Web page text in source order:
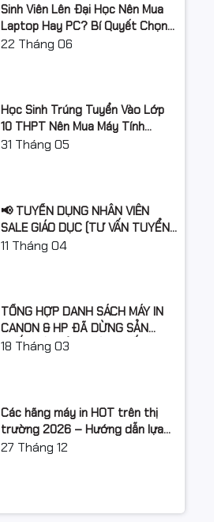
Sinh Viên Lên Đại Học Nên Mua
Laptop Hay PC? Bí Quyết Chọn
Máy Tính Đúng Nhu Cầu, Không
22 Tháng 06
Học Sinh Trúng Tuyển Vào Lớp
10 THPT Nên Mua Máy Tính
Laptop Gì Năm Học 2026 -
31 Tháng 05
📢 TUYỂN DỤNG NHÂN VIÊN
SALE GIÁO DỤC (TƯ VẤN TUYỂN
SINH)
11 Tháng 04
TỔNG HỢP DANH SÁCH MÁY IN
CANON & HP ĐÃ DỪNG SẢN
XUẤT: LỘ TRÌNH NÂNG CẤP 2026
18 Tháng 03
Các hãng máy in HOT trên thị
trường 2026 – Hướng dẫn lựa
chọn và so sánh chi tiết
27 Tháng 12